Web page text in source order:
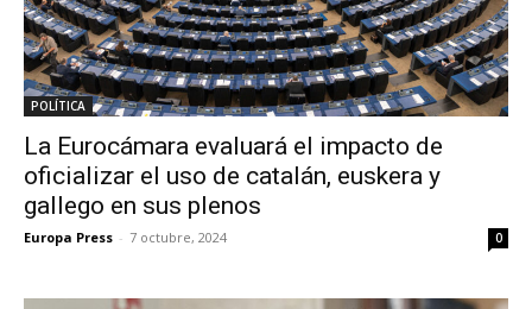
POLÍTICA
La Eurocámara evaluará el impacto de
oficializar el uso de catalán, euskera y
gallego en sus plenos
Europa Press - 7 octubre, 2024 0